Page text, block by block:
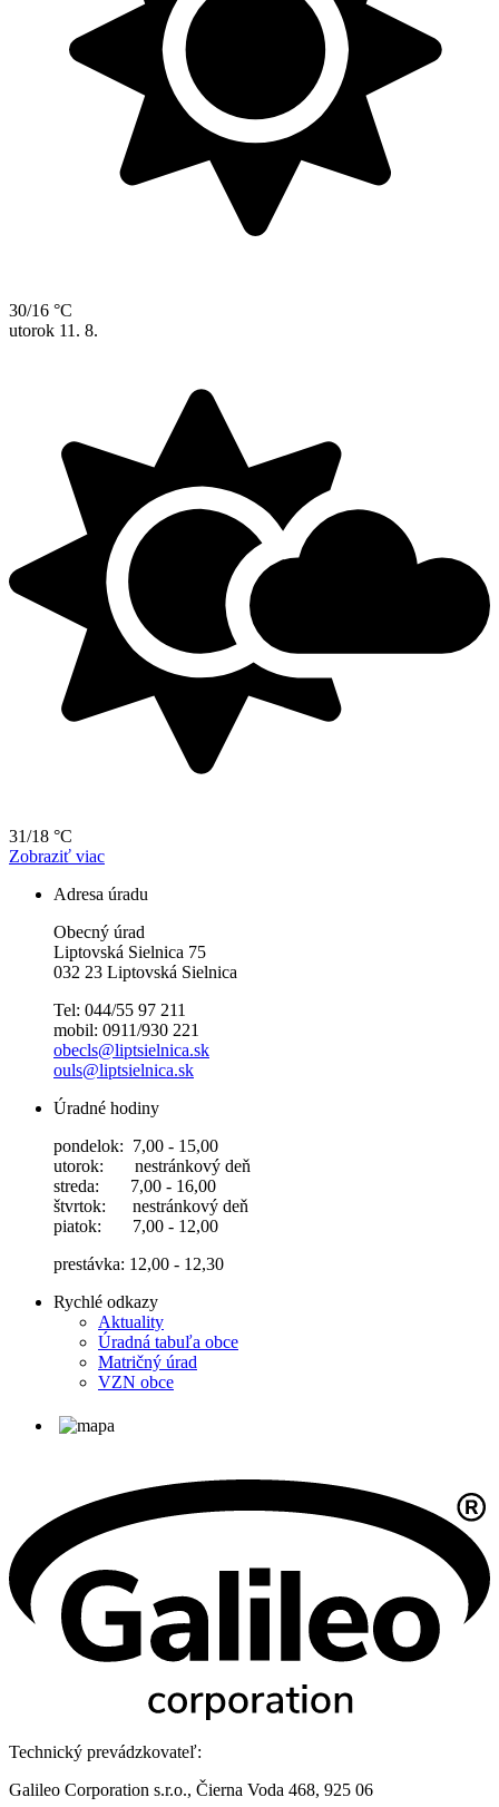
30/16 °C
utorok 11. 8.
31/18 °C
Zobraziť viac
Adresa úradu
Obecný úrad
Liptovská Sielnica 75
032 23 Liptovská Sielnica
Tel: 044/55 97 211
mobil: 0911/930 221
obecls@liptsielnica.sk
ouls@liptsielnica.sk
Úradné hodiny
pondelok: 7,00 - 15,00
utorok: nestránkový deň
streda: 7,00 - 16,00
štvrtok: nestránkový deň
piatok: 7,00 - 12,00
prestávka: 12,00 - 12,30
Rychlé odkazy
Aktuality
Úradná tabuľa obce
Matričný úrad
VZN obce
Technický prevádzkovateľ:
Galileo Corporation s.r.o., Čierna Voda 468, 925 06